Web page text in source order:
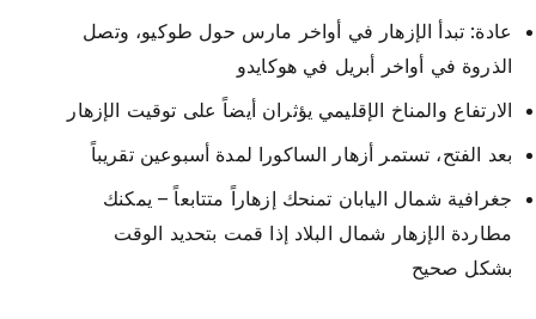
عادة: تبدأ الإزهار في أواخر مارس حول طوكيو، وتصل
الذروة في أواخر أبريل في هوكايدو
الارتفاع والمناخ الإقليمي يؤثران أيضاً على توقيت الإزهار
بعد الفتح، تستمر أزهار الساكورا لمدة أسبوعين تقريباً
جغرافية شمال اليابان تمنحك إزهاراً متتابعاً – يمكنك
مطاردة الإزهار شمال البلاد إذا قمت بتحديد الوقت
بشكل صحيح